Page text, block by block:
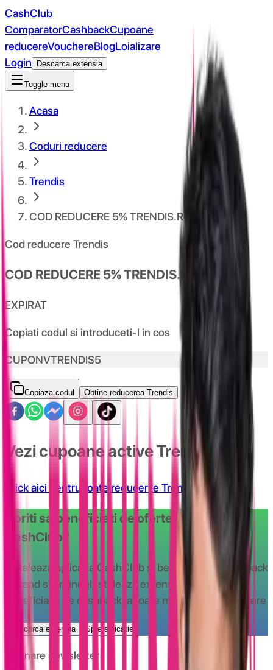
CashClub
ComparatorCashbackCupoane
reducereVouchereBlogLoializare
Login
Descarca extensia
Toggle menu
Acasa
Coduri reducere
Trendis
COD REDUCERE 5% TRENDIS.RO
Cod reducere Trendis
COD REDUCERE 5% TRENDIS.RO
EXPIRAT
Copiati codul si introduceti-l in cos
CUPONVTRENDIS5
Copiaza codul Obtine reducerea Trendis
Vezi cupoane active Trendis
Click aici pentru toate reducerile Trendis
Doriti sa beneficiati de ofertele oferite de
CashClub?
Instaleaza aplicatia CashClub si beneciaza de cashback
oricand si oriundeInstaleaza extensia CashClub si
beneficiaza de cashback la toate magazinele partenere
Descarca extensia Spre aplicatie
Abonare newsletter